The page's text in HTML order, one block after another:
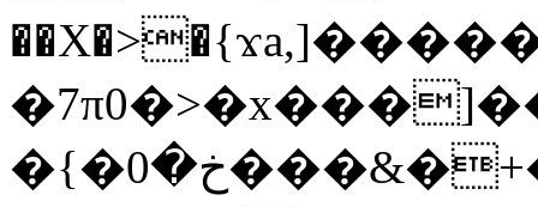
�{�خ�0���&�+�zwYFEÙ4�~�_�̾�